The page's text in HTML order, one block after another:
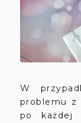
W
problemu z
po każdej